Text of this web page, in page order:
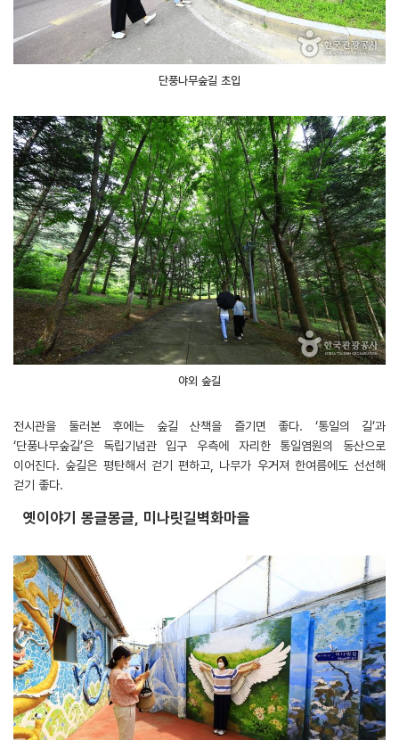
단풍나무숲길 초입
야외 숲길
전시관을 둘러본 후에는 숲길 산책을 즐기면 좋다. ‘통일의 길’과
‘단풍나무숲길’은 독립기념관 입구 우측에 자리한 통일염원의 동산으로
이어진다. 숲길은 평탄해서 걷기 편하고, 나무가 우거져 한여름에도 선선해
걷기 좋다.
옛이야기 몽글몽글, 미나릿길벽화마을